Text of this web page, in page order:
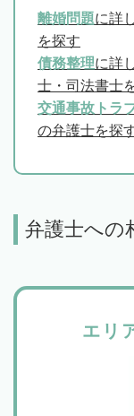
離婚問題に詳
を探す
債務整理に詳
士・司法書士
交通事故トラ
の弁護士を探
弁護士への
エリ